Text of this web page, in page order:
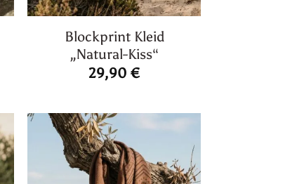
Blockprint Kleid
„Natural-Kiss“
29,90€